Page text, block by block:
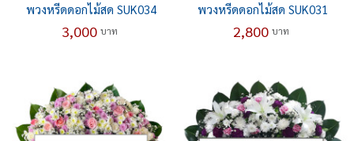
พวงหรีดดอกไม้สด SUK034
3,000 บาท
พวงหรีดดอกไม้สด SUK031
2,800 บาท